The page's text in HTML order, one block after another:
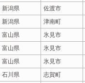
新潟県 佐渡市
新潟県 津南町
富山県 氷見市
富山県 氷見市
富山県 氷見市
石川県 志賀町